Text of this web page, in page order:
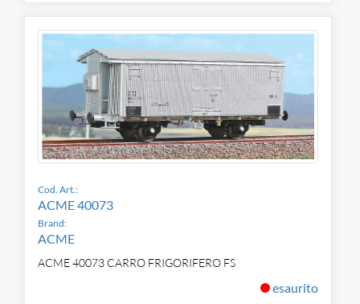
Cod. Art.:
ACME 40073
Brand:
ACME
ACME 40073 CARRO FRIGORIFERO FS
esaurito